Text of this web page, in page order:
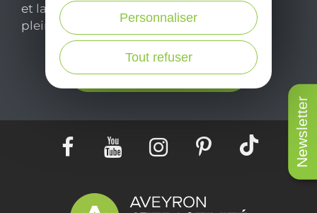
Newsletter
et laissez-vous inspirer pour profiter
pleinement de votre séjour en Aveyron.
Je m'abonne ici
Tout refuser
Personnaliser